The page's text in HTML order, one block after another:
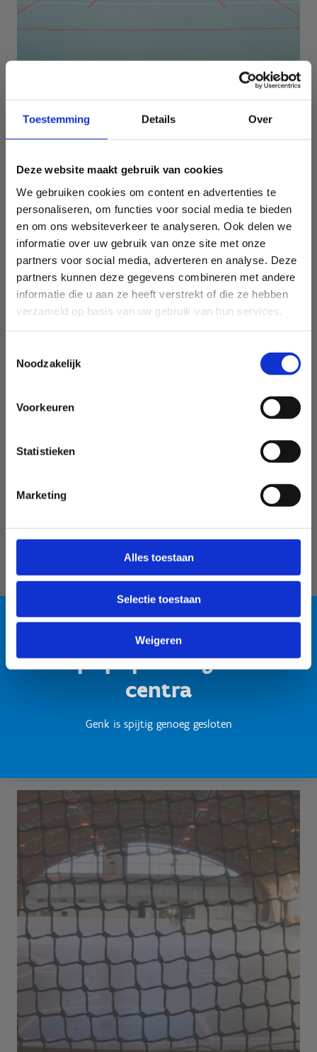
Toestemming Details Over
Deze website maakt gebruik van cookies
We gebruiken cookies om content en advertenties te
personaliseren, om functies voor social media te bieden
en om ons websiteverkeer te analyseren. Ook delen we
informatie over uw gebruik van onze site met onze
partners voor social media, adverteren en analyse. Deze
partners kunnen deze gegevens combineren met andere
informatie die u aan ze heeft verstrekt of die ze hebben
verzameld op basis van uw gebruik van hun services.
Noodzakelijk
Voorkeuren
Statistieken
Marketing
Alles toestaan
Selectie toestaan
Weigeren
Test popup titel gesloten
centra
Genk is spijtig genoeg gesloten
Sport Vlaanderen Herentals
Sport Vlaanderen Heusden-Zolder